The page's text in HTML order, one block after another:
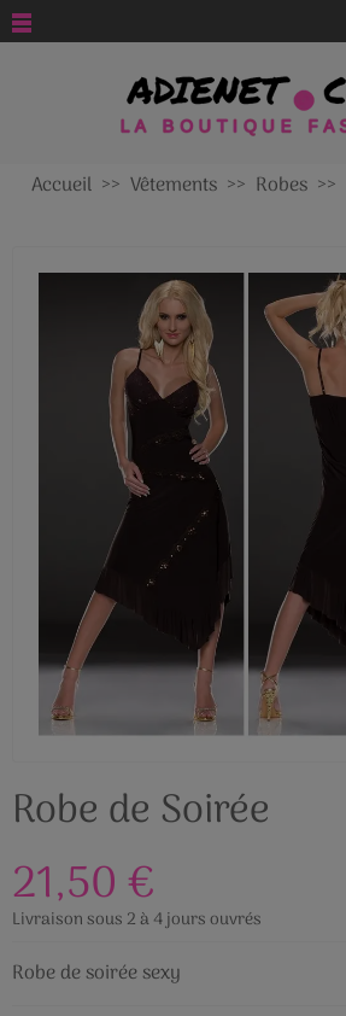
Accueil Vêtements Robes
Robe de Soirée
21,50 €
Livraison sous 2 à 4 jours ouvrés
Robe de soirée sexy